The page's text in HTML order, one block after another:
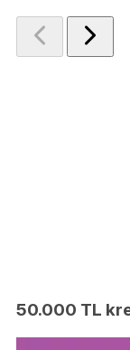
50.000 TL